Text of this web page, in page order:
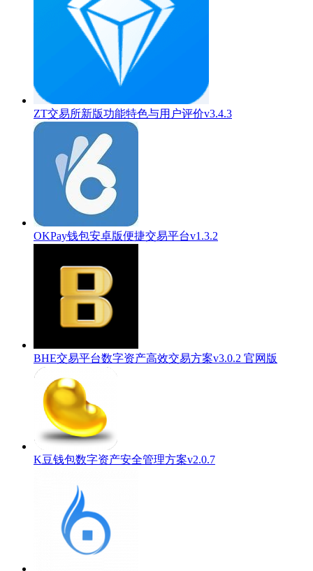
ZT交易所新版功能特色与用户评价v3.4.3
OKPay钱包安卓版便捷交易平台v1.3.2
BHE交易平台数字资产高效交易方案v3.0.2 官网版
K豆钱包数字资产安全管理方案v2.0.7